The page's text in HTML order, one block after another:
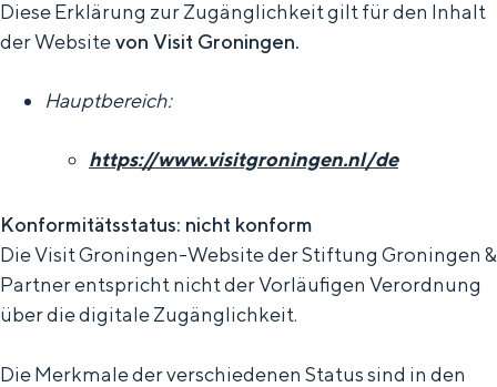
e
n
Was werden Sie unternehmen?
Badestellen
DAS IST GRONINGEN
Diese Erklärung zur Zugänglichkeit gilt für den Inhalt
der Websitevon Visit Groningen.
Hauptbereich:
https://www.visitgroningen.nl/de
Konformitätsstatus: nicht konform
Die Visit Groningen-Website der Stiftung Groningen &
Partner entspricht nicht der Vorläufigen Verordnung
über die digitale Zugänglichkeit.
Die Merkmale der verschiedenen Status sind in den